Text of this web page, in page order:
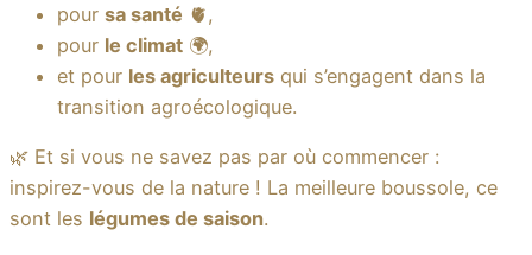
pour sa santé 🫀,
pour le climat 🌍,
et pour les agriculteurs qui s’engagent dans la
transition agroécologique.
🌿 Et si vous ne savez pas par où commencer :
inspirez-vous de la nature ! La meilleure boussole, ce
sont les légumes de saison.